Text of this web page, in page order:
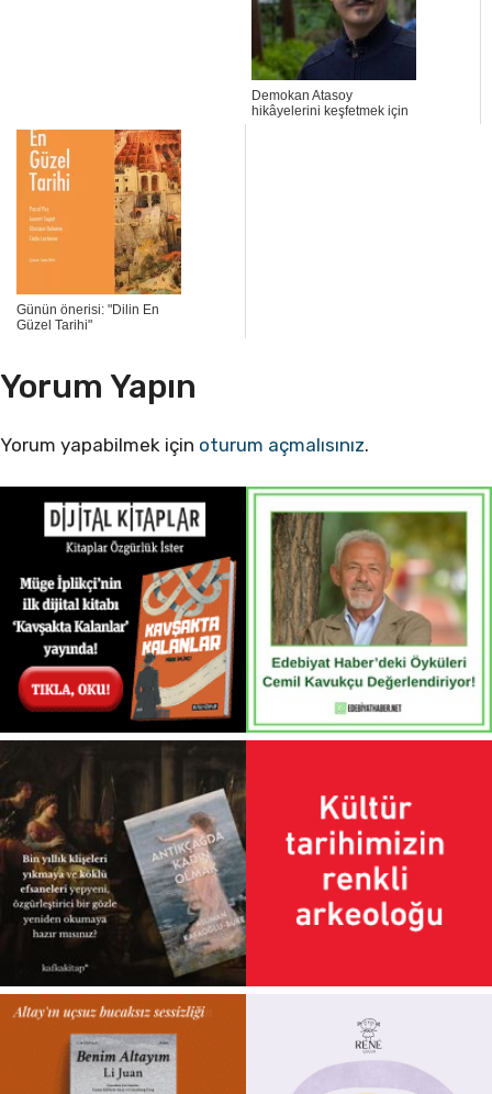
Demokan Atasoy
hikâyelerini keşfetmek için
Günün önerisi: "Dilin En
Güzel Tarihi"
Yorum Yapın
Yorum yapabilmek için oturum açmalısınız.